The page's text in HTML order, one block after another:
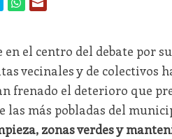
el centro del debate por su
vecinales y de colectivos
frenado el deterioro que
las más pobladas del
zonas verdes y